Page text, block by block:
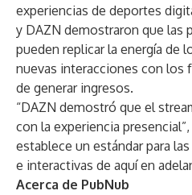
experiencias de deportes
y DAZN demostraron que las
pueden replicar la energía de
nuevas interacciones con los
de generar ingresos.
“DAZN demostró que el
con la experiencia
establece un estándar para
e interactivas de aquí en
Acerca de PubNub